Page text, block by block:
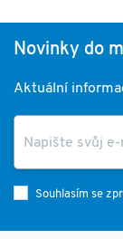
Novinky do
Aktuální
Souhlasím se